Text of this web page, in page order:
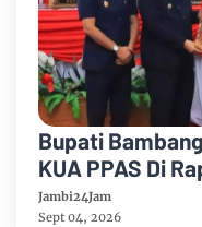
Bupati
KUA PPAS Di
Muarojambi
Jambi24Jam
Sept 04, 2026